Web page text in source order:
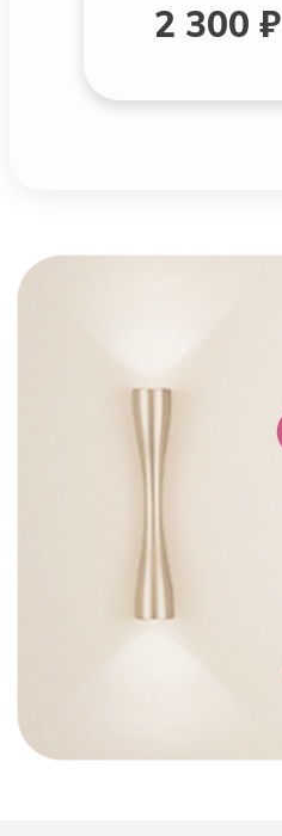
2 300 ₽